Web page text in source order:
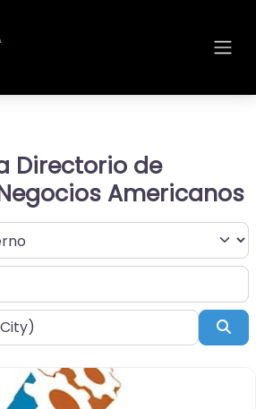
Directorio de
Americanos
de búsqueda